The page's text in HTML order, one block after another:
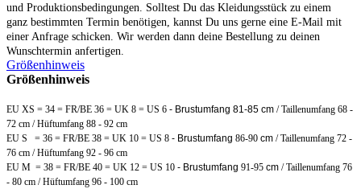
und Produktionsbedingungen. Solltest Du das Kleidungsstück zu einem
ganz bestimmten Termin benötigen, kannst Du uns gerne eine E-Mail mit
einer Anfrage schicken. Wir werden dann deine Bestellung zu deinen
Wunschtermin anfertigen.
Größenhinweis
Größenhinweis
EU XS = 34 = FR/BE 36 = UK 8 = US 6 - Brustumfang 81-85 cm / Taillenumfang 68 -
72 cm / Hüftumfang 88 - 92 cm
EU S = 36 = FR/BE 38 = UK 10 = US 8 - Brustumfang 86-90 cm / Taillenumfang 72 -
76 cm / Hüftumfang 92 - 96 cm
EU M = 38 = FR/BE 40 = UK 12 = US 10 - Brustumfang 91-95 cm / Taillenumfang 76
- 80 cm / Hüftumfang 96 - 100 cm